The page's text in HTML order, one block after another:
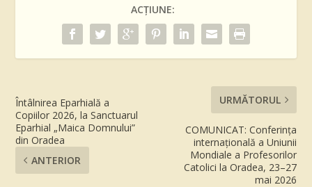
ACȚIUNE:
Întâlnirea Eparhială a
Copiilor 2026, la Sanctuarul
Eparhial „Maica Domnului”
din Oradea
ANTERIOR
URMĂTORUL
COMUNICAT: Conferința
internațională a Uniunii
Mondiale a Profesorilor
Catolici la Oradea, 23–27
mai 2026